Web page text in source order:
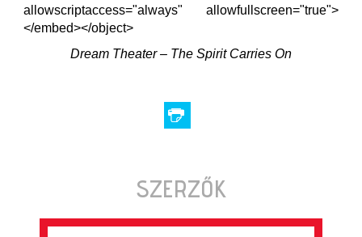
allowscriptaccess="always" allowfullscreen="true">
</embed></object>
Dream Theater – The Spirit Carries On
SZERZŐK